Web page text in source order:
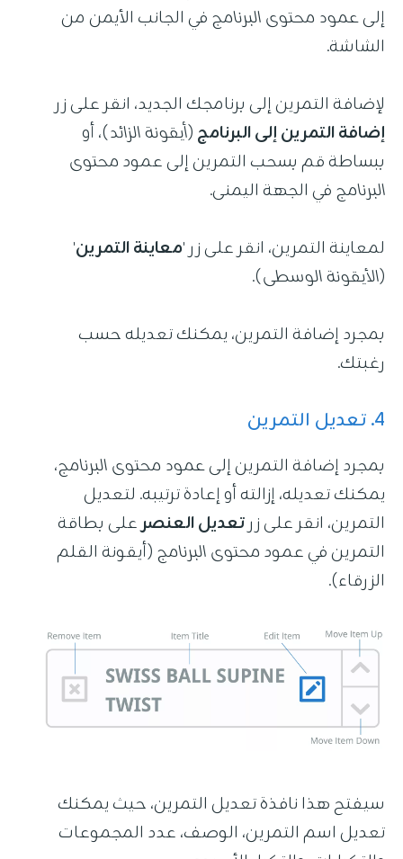
إلىعمود محتوى البرنامج في الجانب الأيمن من
الشاشة.
لإضافة التمرين إلى برنامجك الجديد، انقر على زر
إضافة التمرين إلى البرنامج (أيقونة الزائد)، أو
ببساطة قم بسحب التمرين إلى عمود محتوى
البرنامج في الجهة اليمنى.
لمعاينة التمرين، انقر على زر 'معاينة التمرين'
(الأيقونة الوسطى).
بمجرد إضافة التمرين، يمكنك تعديله حسب
رغبتك.
4. تعديل التمرين
بمجرد إضافة التمرين إلىعمود محتوى البرنامج،
يمكنك تعديله، إزالته أو إعادة ترتيبه. لتعديل
التمرين، انقر على زرتعديل العنصرعلى بطاقة
التمرين في عمود محتوى البرنامج (أيقونة القلم
الزرقاء).
سيفتح هذا نافذة تعديل التمرين، حيث يمكنك
تعديل اسم التمرين، الوصف، عدد المجموعات